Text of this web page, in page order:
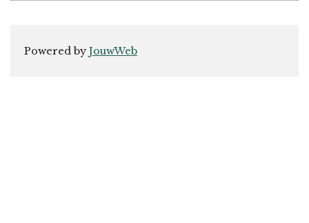
Powered by JouwWeb